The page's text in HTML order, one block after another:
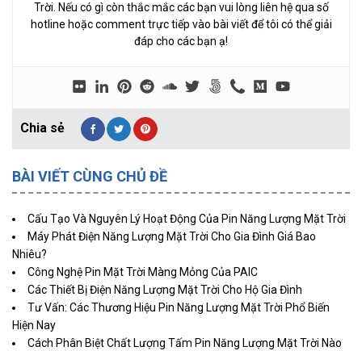
Trời. Nếu có gì còn thắc mắc các bạn vui lòng liên hệ qua số
hotline hoặc comment trực tiếp vào bài viết để tôi có thể giải
đáp cho các bạn ạ!
BÀI VIẾT CÙNG CHỦ ĐỀ
Cấu Tạo Và Nguyên Lý Hoạt Động Của Pin Năng Lượng Mặt Trời
Máy Phát Điện Năng Lượng Mặt Trời Cho Gia Đình Giá Bao
Nhiêu?
Công Nghệ Pin Mặt Trời Màng Mỏng Của PAIC
Các Thiết Bị Điện Năng Lượng Mặt Trời Cho Hộ Gia Đình
Tư Vấn: Các Thương Hiệu Pin Năng Lượng Mặt Trời Phổ Biến
Hiện Nay
Cách Phân Biệt Chất Lượng Tấm Pin Năng Lượng Mặt Trời Nào